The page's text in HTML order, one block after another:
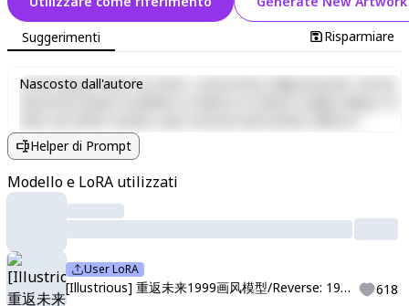
Suggerimenti Risparmiare
Lorem ipsum dolor sit amet, consectetur adipiscing elit, sed do
laboris nisi ut aliquip ex ea commodo consequat. Duis aute irure
dolor in reprehenderit in voluptate velit esse cillum dolore eu
fugiat nulla pariatur. Excepteur sint occaecat cupidatat non
proident, sunt in culpa qui officia deserunt mollit anim id est
Nascosto dall'autore
Helper di Prompt
Modello e LoRA utilizzati
User LoRA
[Illustrious] 重返未来1999画风模型/Reverse: 1999 Style 618